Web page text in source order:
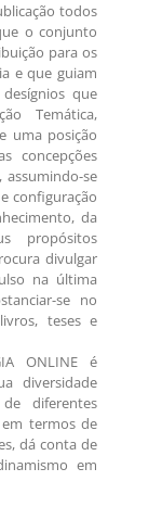
todos
o conjunto
para os
e que guiam
que
Temática,
uma posição
concepções
assumindo-se
configuração
da
propósitos
divulgar
na última
se no
teses e
ONLINE é
diversidade
diferentes
termos de
dá conta de
em